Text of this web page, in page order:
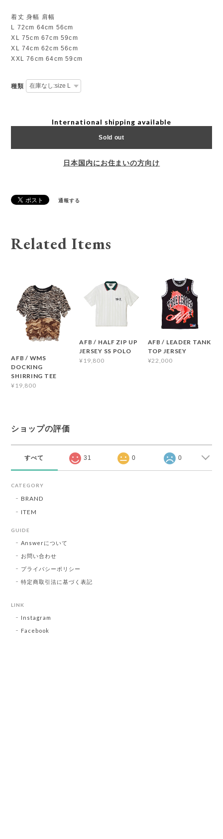
着丈 身幅 肩幅
L 72cm 64cm 56cm
XL 75cm 67cm 59cm
XL 74cm 62cm 56cm
XXL 76cm 64cm 59cm
種類
International shipping available
Sold out
日本国内にお住まいの方向け
通報する
Related Items
AFB / WMS
DOCKING
SHIRRING TEE
¥19,800
AFB / HALF ZIP UP
JERSEY SS POLO
¥19,800
AFB / LEADER TANK
TOP JERSEY
¥22,000
ショップの評価
すべて 31 0 0
CATEGORY
BRAND
ITEM
GUIDE
Answerについて
お問い合わせ
プライバシーポリシー
特定商取引法に基づく表記
LINK
Instagram
Facebook